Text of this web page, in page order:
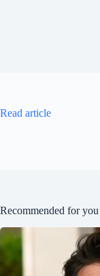
Read article
Recommended for you